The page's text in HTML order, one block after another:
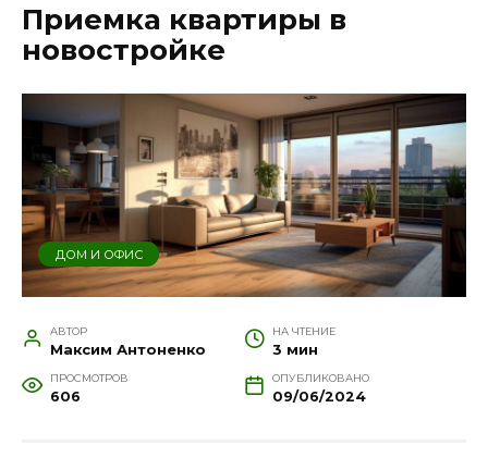
Приемка квартиры в
новостройке
ДОМ И ОФИС
АВТОР
Максим Антоненко
НА ЧТЕНИЕ
3 мин
ПРОСМОТРОВ
606
ОПУБЛИКОВАНО
09/06/2024